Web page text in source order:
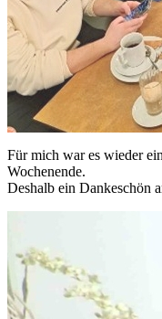
Für mich war es wieder
Wochenende.
Deshalb ein Dankeschön